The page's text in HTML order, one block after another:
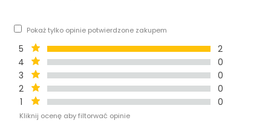
Pokaż tylko opinie potwierdzone zakupem
5
2
4
0
3
0
2
0
1
0
Kliknij ocenę aby filtorwać opinie